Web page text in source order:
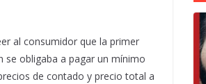
al consumidor que la primer
se obligaba a pagar un mínimo
de contado y precio total a